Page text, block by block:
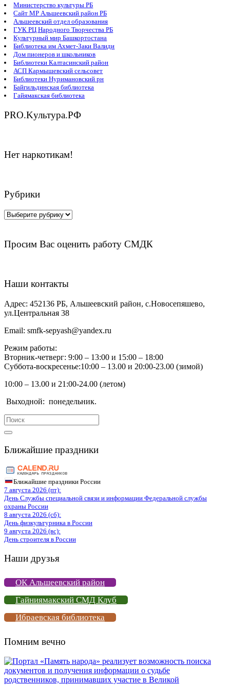
Министерство культуры РБ
Сайт МР Альшеевский район РБ
Альшеевский отдел образования
ГУК РЦ Народного Творчества РБ
Культурный мир Башкортостана
Библиотека им Ахмет-Заки Валиди
Дом пионеров и школьников
Библиотеки Калтасинский район
АСП Кармышевский сельсовет
Библиотеки Нуримановский рн
Байгильдинская библиотека
Гайямакская библиотека
PRO.Kультура.РФ
Нет наркотикам!
Рубрики
Рубрики
Просим Вас оценить работу СМДК
Наши контакты
Адрес: 452136 РБ, Альшеевский район, с.Новосепяшево,
ул.Центральная 38
Email: smfk-sepyash@yandex.ru
Режим работы:
Вторник-четверг: 9:00 – 13:00 и 15:00 – 18:00
Суббота-воскресенье:10:00 – 13.00 и 20:00-23.00 (зимой)
10:00 – 13.00 и 21:00-24.00 (летом)
Выходной: понедельник.
Search
for:
Ближайшие праздники
Ближайшие праздники России
7 августа 2026 (пт):
День Службы специальной связи и информации Федеральной службы
охраны России
8 августа 2026 (сб):
День физкультурника в России
9 августа 2026 (вс):
День строителя в России
Наши друзья
ОК Альшеевский район
Гайниямакский СМД Клуб
Ибраевская библиотека
Помним вечно